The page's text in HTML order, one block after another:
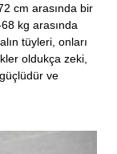
cm arasında bir
kg arasında
tüyleri, onları
oldukça zeki,
ve